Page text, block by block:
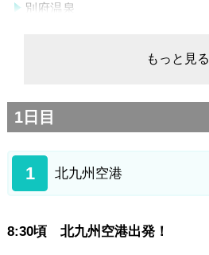
別府温泉
慈恩の滝
日田豆田町散策
3日目
福岡市内ホテル
新原・奴山古墳群
もっと見る
1日目
1 北九州空港
8:30頃 北九州空港出発！